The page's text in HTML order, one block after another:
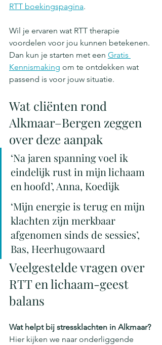
RTT boekingspagina.
Wil je ervaren wat RTT therapie
voordelen voor jou kunnen betekenen.
Dan kun je starten met een Gratis
Kennismaking om te ontdekken wat
passend is voor jouw situatie.
Wat cliënten rond
Alkmaar–Bergen zeggen
over deze aanpak
‘Na jaren spanning voel ik
eindelijk rust in mijn lichaam
en hoofd’, Anna, Koedijk
‘Mijn energie is terug en mijn
klachten zijn merkbaar
afgenomen sinds de sessies’,
Bas, Heerhugowaard
Veelgestelde vragen over
RTT en lichaam-geest
balans
Wat helpt bij stressklachten in Alkmaar?
Hier kijken we naar onderliggende